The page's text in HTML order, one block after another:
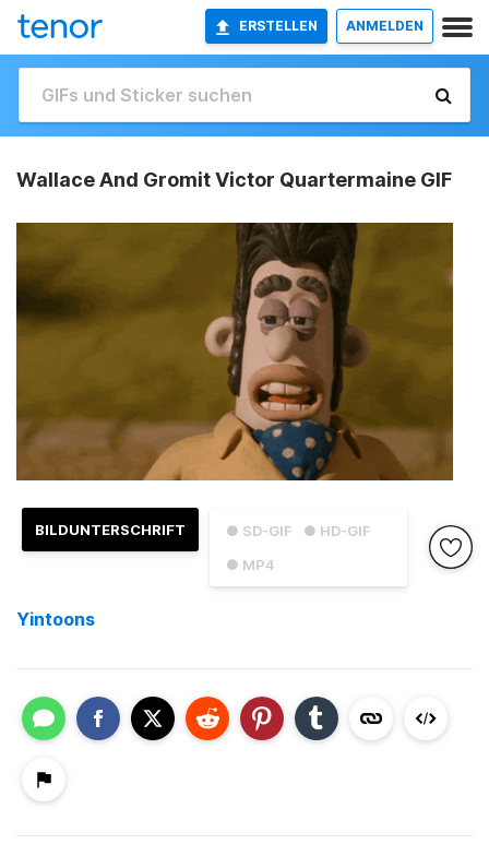
ERSTELLEN ANMELDEN
Wallace And Gromit Victor Quartermaine GIF
● SD-GIF
● HD-GIF
● MP4
BILDUNTERSCHRIFT
Yintoons